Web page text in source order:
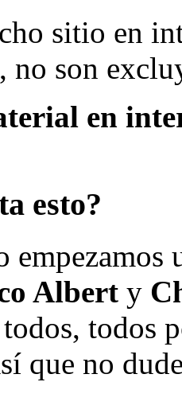
sitio en
no son
en
esto?
empezamos
Albert y
todos
que no